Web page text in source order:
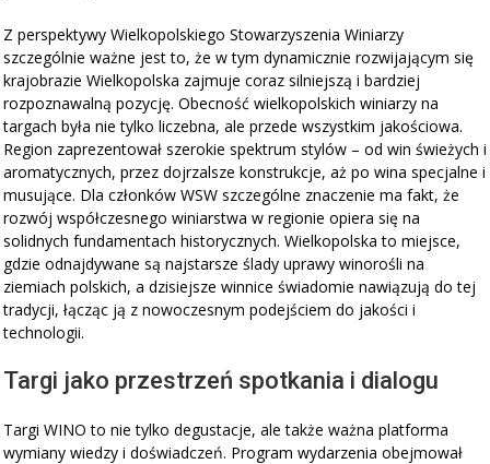
Z perspektywy Wielkopolskiego Stowarzyszenia Winiarzy
szczególnie ważne jest to, że w tym dynamicznie rozwijającym się
krajobrazie Wielkopolska zajmuje coraz silniejszą i bardziej
rozpoznawalną pozycję. Obecność wielkopolskich winiarzy na
targach była nie tylko liczebna, ale przede wszystkim jakościowa.
Region zaprezentował szerokie spektrum stylów – od win świeżych i
aromatycznych, przez dojrzalsze konstrukcje, aż po wina specjalne i
musujące. Dla członków WSW szczególne znaczenie ma fakt, że
rozwój współczesnego winiarstwa w regionie opiera się na
solidnych fundamentach historycznych. Wielkopolska to miejsce,
gdzie odnajdywane są najstarsze ślady uprawy winorośli na
ziemiach polskich, a dzisiejsze winnice świadomie nawiązują do tej
tradycji, łącząc ją z nowoczesnym podejściem do jakości i
technologii.
Targi jako przestrzeń spotkania i dialogu
Targi WINO to nie tylko degustacje, ale także ważna platforma
wymiany wiedzy i doświadczeń. Program wydarzenia obejmował